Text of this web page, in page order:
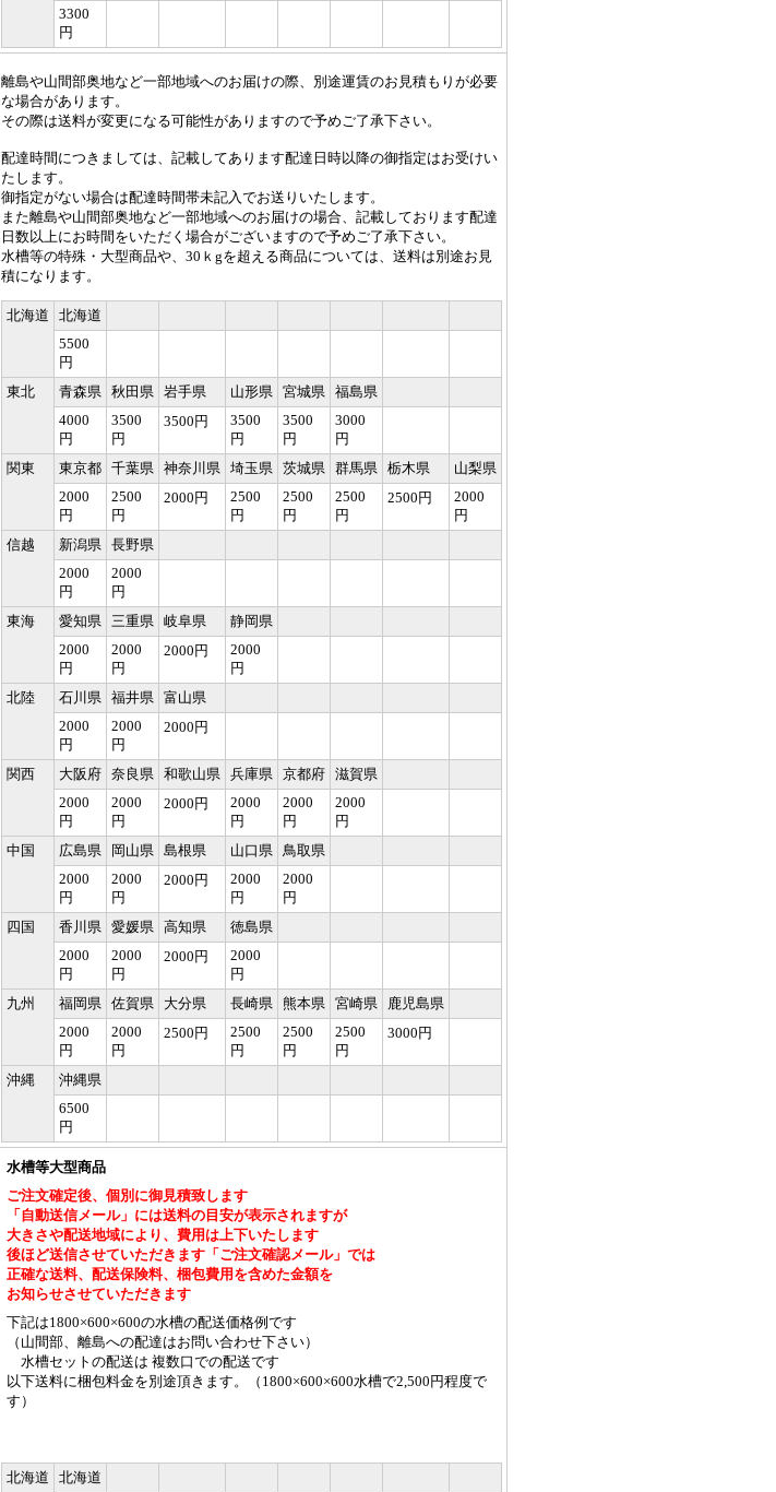
3300
円
離島や山間部奥地など一部地域へのお届けの際、別途運賃のお見積もりが必要
な場合があります。
その際は送料が変更になる可能性がありますので予めご了承下さい。
配達時間につきましては、記載してあります配達日時以降の御指定はお受けい
たします。
御指定がない場合は配達時間帯未記入でお送りいたします。
また離島や山間部奥地など一部地域へのお届けの場合、記載しております配達
日数以上にお時間をいただく場合がございますので予めご了承下さい。
水槽等の特殊・大型商品や、30ｋgを超える商品については、送料は別途お見
積になります。
北海道
北海道
5500
円
東北
青森県 秋田県 岩手県 山形県 宮城県 福島県
4000
円
3500
円
3500円
3500
円
3500
円
3000
円
関東
東京都 千葉県 神奈川県 埼玉県 茨城県 群馬県 栃木県
山梨県
2000
円
2500
円
2000円
2500
円
2500
円
2500
円
2500円
2000
円
信越
新潟県 長野県
2000
円
2000
円
東海
愛知県 三重県 岐阜県
静岡県
2000
円
2000
円
2000円
2000
円
北陸
石川県 福井県 富山県
2000
円
2000
円
2000円
関西 大阪府 奈良県 和歌山県 兵庫県 京都府 滋賀県
2000
円
2000
円
2000円
2000
円
2000
円
2000
円
中国
広島県 岡山県 島根県 山口県
鳥取県
2000
円
2000
円
2000円
2000
円
2000
円
四国
香川県 愛媛県 高知県
徳島県
2000
円
2000
円
2000円
2000
円
九州
福岡県 佐賀県 大分県 長崎県 熊本県 宮崎県
鹿児島県
2000
円
2000
円
2500円
2500
円
2500
円
2500
円
3000円
沖縄
沖縄県
6500
円
水槽等大型商品
ご注文確定後、個別に御見積致します
「自動送信メール」には送料の目安が表示されますが
大きさや配送地域により、費用は上下いたします
後ほど送信させていただきます「ご注文確認メール」では
正確な送料、配送保険料、梱包費用を含めた金額を
お知らせさせていただきます
下記は1800×600×600の水槽の配送価格例です
（山間部、離島への配達はお問い合わせ下さい）
水槽セットの配送は 複数口での配送です
以下送料に梱包料金を別途頂きます。（1800×600×600水槽で2,500円程度で
す）
北海道
北海道